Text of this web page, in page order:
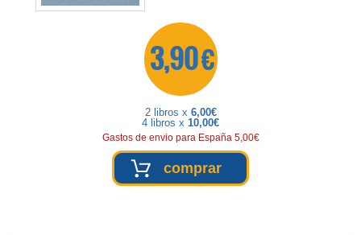
3,90 €
2 libros x 6,00€
4 libros x 10,00€
Gastos de envio para España 5,00€
comprar